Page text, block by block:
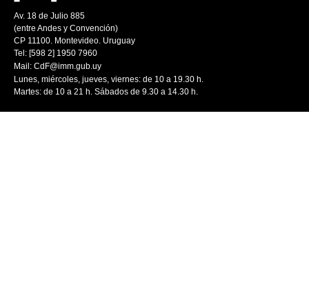
Av. 18 de Julio 885
(entre Andes y Convención)
CP 11100. Montevideo. Uruguay
Tel: [598 2] 1950 7960
Mail: CdF@imm.gub.uy
Lunes, miércoles, jueves, viernes: de 10 a 19.30 h.
Martes: de 10 a 21 h. Sábados de 9.30 a 14.30 h.